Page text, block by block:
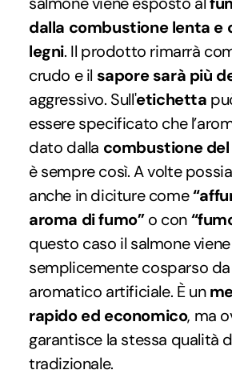
dalla combustione lenta e
legni. Il prodotto rimarrà
crudo e il sapore sarà più
aggressivo. Sull'etichetta
essere specificato che
dato dalla combustione
è sempre così. A volte
anche in diciture come
aroma di fumo”o con
questo caso il salmone viene
semplicemente cosparso
aromatico artificiale. È un
rapido ed economico, ma
garantisce la stessa qualità
tradizionale.